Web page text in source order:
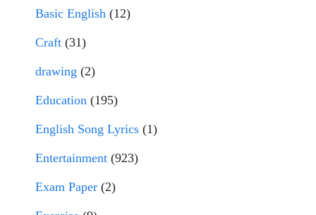
Basic English (12)
Craft (31)
drawing (2)
Education (195)
English Song Lyrics (1)
Entertainment (923)
Exam Paper (2)